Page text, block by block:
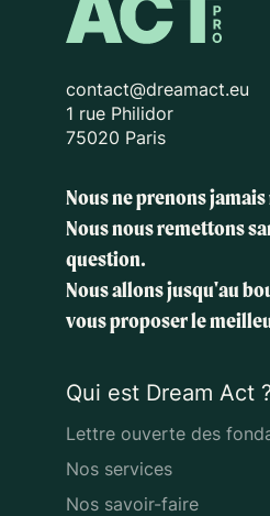
contact@dreamact.eu
1 rue Philidor
75020 Paris
Nous ne prenons
Nous nous remettons
question.
Nous allons jusqu'au
vous proposer le
Qui est Dream Act ?
Lettre ouverte des
Nos services
Nos savoir-faire